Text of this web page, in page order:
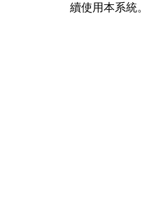
續使用本系統